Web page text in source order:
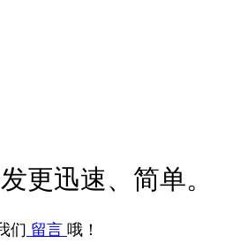
更迅速、简单。
们 留言 哦！